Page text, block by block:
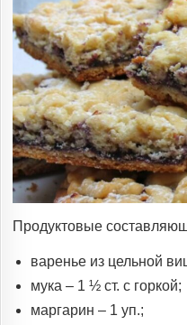
Продуктовые
варенье из цельной
мука – 1 ½ ст. с горкой;
маргарин – 1 уп.;